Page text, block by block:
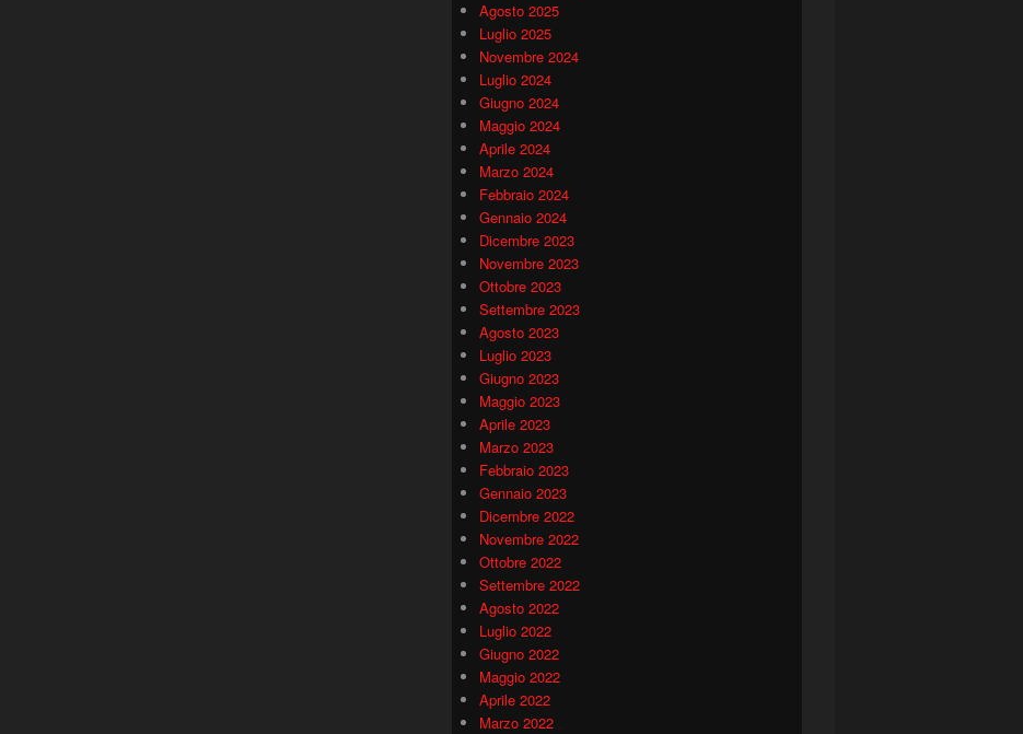
Agosto 2025
Luglio 2025
Novembre 2024
Luglio 2024
Giugno 2024
Maggio 2024
Aprile 2024
Marzo 2024
Febbraio 2024
Gennaio 2024
Dicembre 2023
Novembre 2023
Ottobre 2023
Settembre 2023
Agosto 2023
Luglio 2023
Giugno 2023
Maggio 2023
Aprile 2023
Marzo 2023
Febbraio 2023
Gennaio 2023
Dicembre 2022
Novembre 2022
Ottobre 2022
Settembre 2022
Agosto 2022
Luglio 2022
Giugno 2022
Maggio 2022
Aprile 2022
Marzo 2022